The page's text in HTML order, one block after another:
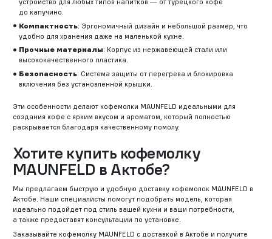
до капучино.
Компактность: Эргономичный дизайн и небольшой размер, что
удобно для хранения даже на маленькой кухне.
Прочные материалы: Корпус из нержавеющей стали или
высококачественного пластика.
Безопасность: Система защиты от перегрева и блокировка
включения без установленной крышки.
Эти особенности делают кофемолки MAUNFELD идеальными для
создания кофе с ярким вкусом и ароматом, который полностью
раскрывается благодаря качественному помолу.
Хотите купить кофемолку
MAUNFELD в Актобе?
Мы предлагаем быструю и удобную доставку кофемолок MAUNFELD в
Актобе. Наши специалисты помогут подобрать модель, которая
идеально подойдет под стиль вашей кухни и ваши потребности,
а также предоставят консультации по установке.
Заказывайте кофемолку MAUNFELD с доставкой в Актобе и получите